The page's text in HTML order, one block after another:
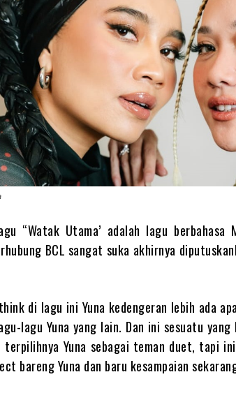
“Watak Utama’ adalah lagu berbahasa
BCL sangat suka akhirnya
di lagu ini Yuna kedengeran lebih ada
lagu Yuna yang lain. Dan ini sesuatu
terpilihnya Yuna sebagai teman duet, tapi
bareng Yuna dan baru kesampaian